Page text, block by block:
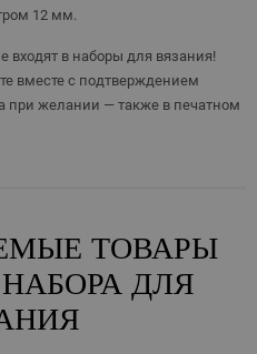
12 мм.
входят в наборы для вязания!
вместе с подтверждением
при желании — также в печатном
ТОВАРЫ
ДЛЯ